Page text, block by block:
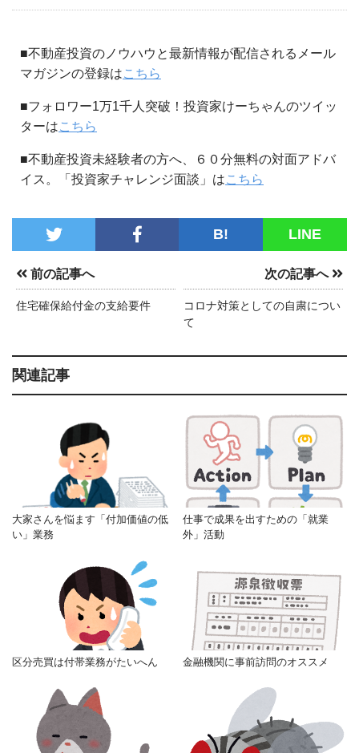
■不動産投資のノウハウと最新情報が配信されるメール
マガジンの登録はこちら
■フォロワー1万1千人突破！投資家けーちゃんのツイッ
ターはこちら
■不動産投資未経験者の方へ、６０分無料の対面アドバ
イス。「投資家チャレンジ面談」はこちら
B! LINE
前の記事へ
住宅確保給付金の支給要件
次の記事へ
コロナ対策としての自粛につい
て
関連記事
大家さんを悩ます「付加価値の低
い」業務
仕事で成果を出すための「就業
外」活動
区分売買は付帯業務がたいへん 金融機関に事前訪問のオススメ